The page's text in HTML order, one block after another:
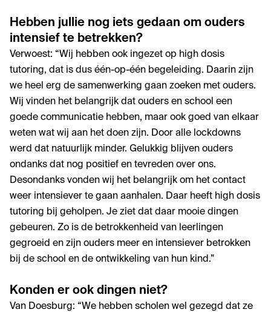
Hebben jullie nog iets gedaan om ouders
intensief te betrekken?
Verwoest: “Wij hebben ook ingezet op high dosis
tutoring, dat is dus één-op-één begeleiding. Daarin zijn
we heel erg de samenwerking gaan zoeken met ouders.
Wij vinden het belangrijk dat ouders en school een
goede communicatie hebben, maar ook goed van elkaar
weten wat wij aan het doen zijn. Door alle lockdowns
werd dat natuurlijk minder. Gelukkig blijven ouders
ondanks dat nog positief en tevreden over ons.
Desondanks vonden wij het belangrijk om het contact
weer intensiever te gaan aanhalen. Daar heeft high dosis
tutoring bij geholpen. Je ziet dat daar mooie dingen
gebeuren. Zo is de betrokkenheid van leerlingen
gegroeid en zijn ouders meer en intensiever betrokken
bij de school en de ontwikkeling van hun kind.”
Konden er ook dingen niet?
Van Doesburg: “We hebben scholen wel gezegd dat ze